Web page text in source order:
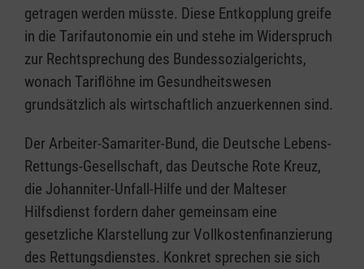
getragen werden müsste. Diese Entkopplung greife
in die Tarifautonomie ein und stehe im Widerspruch
zur Rechtsprechung des Bundessozialgerichts,
wonach Tariflöhne im Gesundheitswesen
grundsätzlich als wirtschaftlich anzuerkennen sind.
Der Arbeiter-Samariter-Bund, die Deutsche Lebens-
Rettungs-Gesellschaft, das Deutsche Rote Kreuz,
die Johanniter-Unfall-Hilfe und der Malteser
Hilfsdienst fordern daher gemeinsam eine
gesetzliche Klarstellung zur Vollkostenfinanzierung
des Rettungsdienstes. Konkret sprechen sie sich